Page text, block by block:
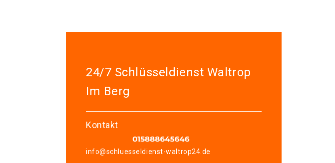
24/7 Schlüsseldienst Waltrop
Im Berg
Kontakt
info@schluesseldienst-waltrop24.de